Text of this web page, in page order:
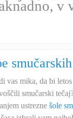
v
vas mika, da bi
smučarski
ustrezne šole